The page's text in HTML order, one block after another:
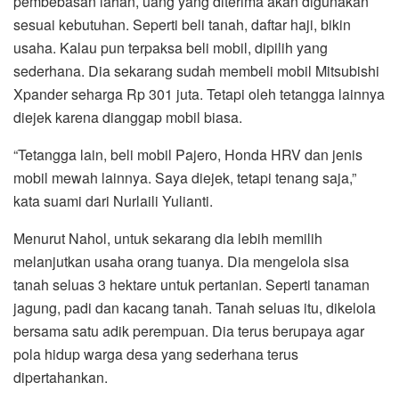
sesuai kebutuhan. Seperti beli tanah, daftar haji, bikin
usaha. Kalau pun terpaksa beli mobil, dipilih yang
sederhana. Dia sekarang sudah membeli mobil Mitsubishi
Xpander seharga Rp 301 juta. Tetapi oleh tetangga lainnya
diejek karena dianggap mobil biasa.
“Tetangga lain, beli mobil Pajero, Honda HRV dan jenis
mobil mewah lainnya. Saya diejek, tetapi tenang saja,”
kata suami dari Nurlaili Yulianti.
Menurut Nahol, untuk sekarang dia lebih memilih
melanjutkan usaha orang tuanya. Dia mengelola sisa
tanah seluas 3 hektare untuk pertanian. Seperti tanaman
jagung, padi dan kacang tanah. Tanah seluas itu, dikelola
bersama satu adik perempuan. Dia terus berupaya agar
pola hidup warga desa yang sederhana terus
dipertahankan.